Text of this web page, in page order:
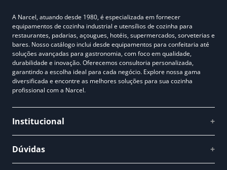
A Narcel, atuando desde 1980, é especializada em fornecer
equipamentos de cozinha industrial e utensílios de cozinha para
restaurantes, padarias, açougues, hotéis, supermercados, sorveterias e
bares. Nosso catálogo inclui desde equipamentos para confeitaria até
soluções avançadas para gastronomia, com foco em qualidade,
durabilidade e inovação. Oferecemos consultoria personalizada,
garantindo a escolha ideal para cada negócio. Explore nossa gama
diversificada e encontre as melhores soluções para sua cozinha
profissional com a Narcel.
Institucional +
Dúvidas +